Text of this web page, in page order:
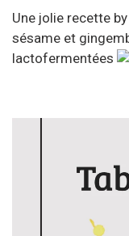
Une jolie recette
sésame et
lactofermentées